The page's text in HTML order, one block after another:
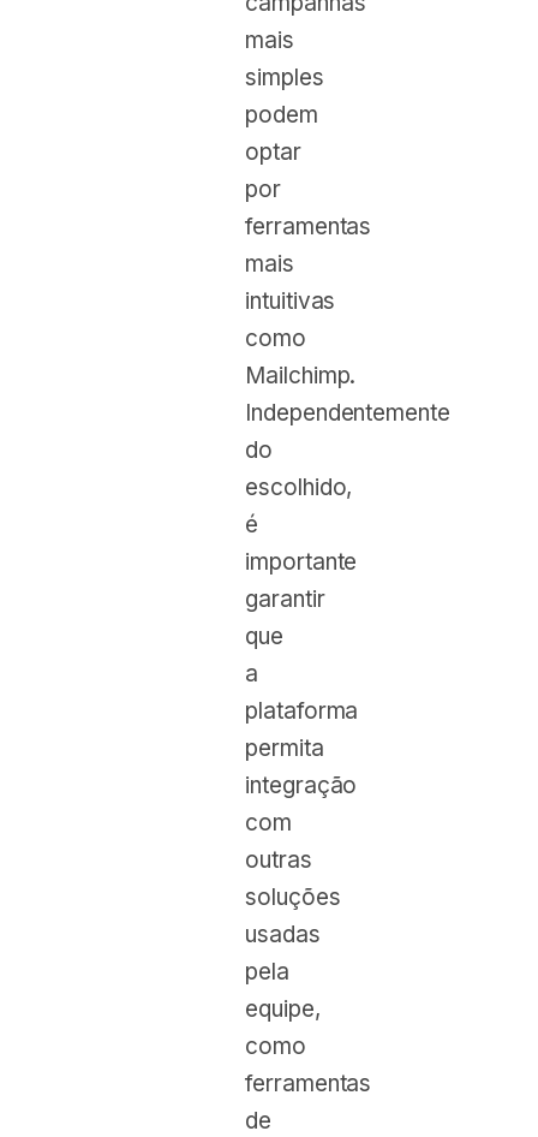
mais
simples
podem
optar
por
ferramentas
mais
intuitivas
como
Mailchimp.
Independentemente
do
escolhido,
é
importante
garantir
que
a
plataforma
permita
integração
com
outras
soluções
usadas
pela
equipe,
como
ferramentas
de